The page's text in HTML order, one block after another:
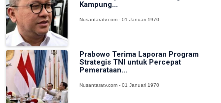
Kampung...
Nusantaratv.com - 01 Januari 1970
Prabowo Terima Laporan Program
Strategis TNI untuk Percepat
Pemerataan...
Nusantaratv.com - 01 Januari 1970